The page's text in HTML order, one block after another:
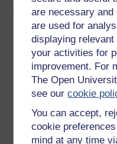
are necessary and
are used for
displaying
your activities for
improvement. For
The Open
see ourcookie
You can accept,
cookie
mind at any time
Lawrlwytho'r
Lawrlwythwch y cwrs
neu ar ddyfeisiau eraill
Word Kindle